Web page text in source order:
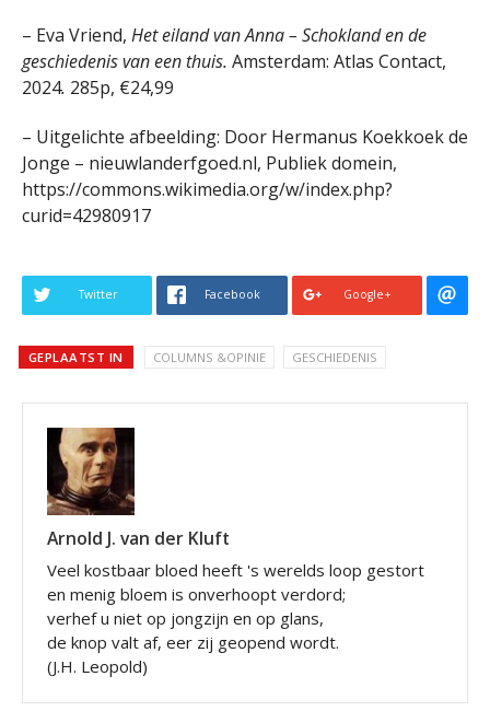
– Eva Vriend, Het eiland van Anna – Schokland en de
geschiedenis van een thuis. Amsterdam: Atlas Contact,
2024. 285p, €24,99
– Uitgelichte afbeelding: Door Hermanus Koekkoek de
Jonge – nieuwlanderfgoed.nl, Publiek domein,
https://commons.wikimedia.org/w/index.php?
curid=42980917
Twitter Facebook Google+
GEPLAATST IN COLUMNS &OPINIE GESCHIEDENIS
Arnold J. van der Kluft
Veel kostbaar bloed heeft 's werelds loop gestort
en menig bloem is onverhoopt verdord;
verhef u niet op jongzijn en op glans,
de knop valt af, eer zij geopend wordt.
(J.H. Leopold)